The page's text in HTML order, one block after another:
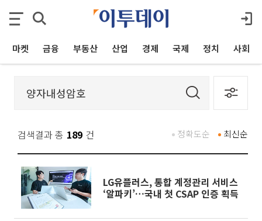
마켓 금융 부동산 산업 경제 국제 정치 사회
검색결과 총 189 건 최신순
정확도순
LG유플러스, 통합 계정관리 서비스
‘알파키’…국내 첫 CSAP 인증 획득